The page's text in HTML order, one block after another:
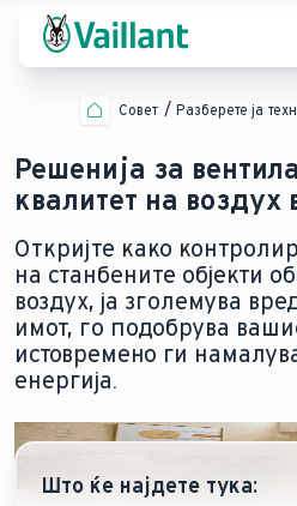
Совет Разберете ја
Решенија за
квалитет на воздух
Откријте како
на станбените објекти
воздух, ја зголемува
имот, го подобрува
истовремено ги
енергија.
Што ќе најдете тука: